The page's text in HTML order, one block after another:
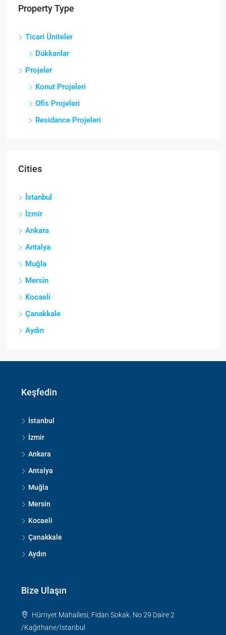
Property Type
Ticari Üniteler
Dükkanlar
Projeler
Konut Projeleri
Ofis Projeleri
Residance Projeleri
Cities
İstanbul
İzmir
Ankara
Antalya
Muğla
Mersin
Kocaeli
Çanakkale
Aydın
Keşfedin
İstanbul
İzmir
Ankara
Antalya
Muğla
Mersin
Kocaeli
Çanakkale
Aydın
Bize Ulaşın
Hürriyet Mahallesi, Fidan Sokak. No 29 Daire 2
/Kağıthane/İstanbul